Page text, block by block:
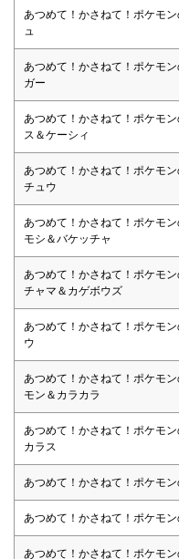
あつめて！かさねて！ポケモ
ュ
あつめて！かさねて！ポケモ
ガー
あつめて！かさねて！ポケモ
ス＆ケーシィ
あつめて！かさねて！ポケモ
チュウ
あつめて！かさねて！ポケモ
モシ＆バケッチャ
あつめて！かさねて！ポケモ
チャマ＆カゲボウズ
あつめて！かさねて！ポケモ
ウ
あつめて！かさねて！ポケモ
モン＆カラカラ
あつめて！かさねて！ポケモ
カラス
あつめて！かさねて！ポケモ
あつめて！かさねて！ポケモ
あつめて！かさねて！ポケモ